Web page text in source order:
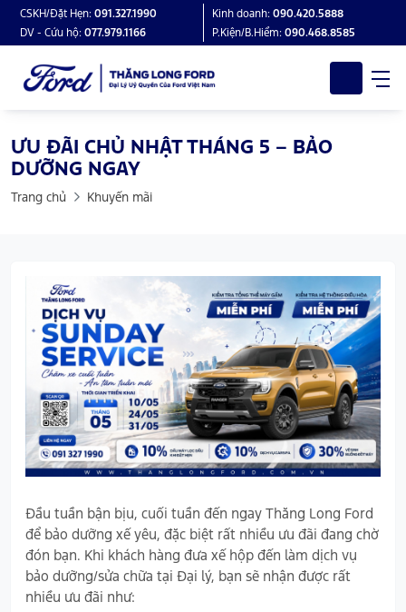
CSKH/Đặt Hẹn: 091.327.1990 Kinh doanh: 090.420.5888
DV - Cứu hộ: 077.979.1166 P.Kiện/B.Hiểm: 090.468.8585
ƯU ĐÃI CHỦ NHẬT THÁNG 5 – BẢO
DƯỠNG NGAY
Trang chủ Khuyến mãi
Đầu tuần bận bịu, cuối tuần đến ngay Thăng Long Ford
để bảo dưỡng xế yêu, đặc biệt rất nhiều ưu đãi đang chờ
đón bạn. Khi khách hàng đưa xế hộp đến làm dịch vụ
bảo dưỡng/sửa chữa tại Đại lý, bạn sẽ nhận được rất
nhiều ưu đãi như: